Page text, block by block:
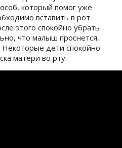
который помог уже
вставить в рот
этого спокойно убрать
что малыш проснется,
дети спокойно
матери во рту.